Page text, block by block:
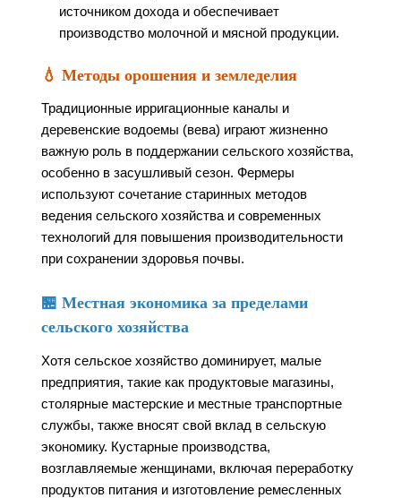
источником дохода и обеспечивает
производство молочной и мясной продукции.
💧 Методы орошения и земледелия
Традиционные ирригационные каналы и
деревенские водоемы (вева) играют жизненно
важную роль в поддержании сельского хозяйства,
особенно в засушливый сезон. Фермеры
используют сочетание старинных методов
ведения сельского хозяйства и современных
технологий для повышения производительности
при сохранении здоровья почвы.
🏪 Местная экономика за пределами
сельского хозяйства
Хотя сельское хозяйство доминирует, малые
предприятия, такие как продуктовые магазины,
столярные мастерские и местные транспортные
службы, также вносят свой вклад в сельскую
экономику. Кустарные производства,
возглавляемые женщинами, включая переработку
продуктов питания и изготовление ремесленных